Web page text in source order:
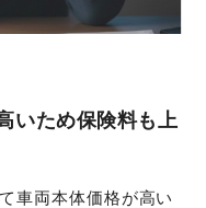
いため保険料も上
車両本体価格が高い